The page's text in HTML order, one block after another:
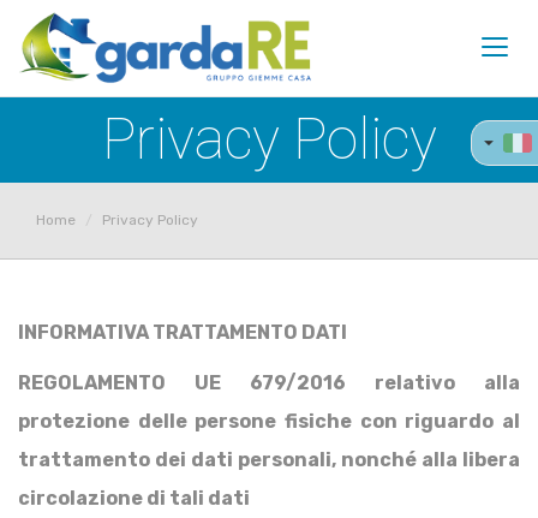
Privacy Policy
Home Privacy Policy
INFORMATIVA TRATTAMENTO DATI
REGOLAMENTO UE 679/2016 relativo alla
protezione delle persone fisiche con riguardo al
trattamento dei dati personali, nonché alla libera
circolazione di tali dati